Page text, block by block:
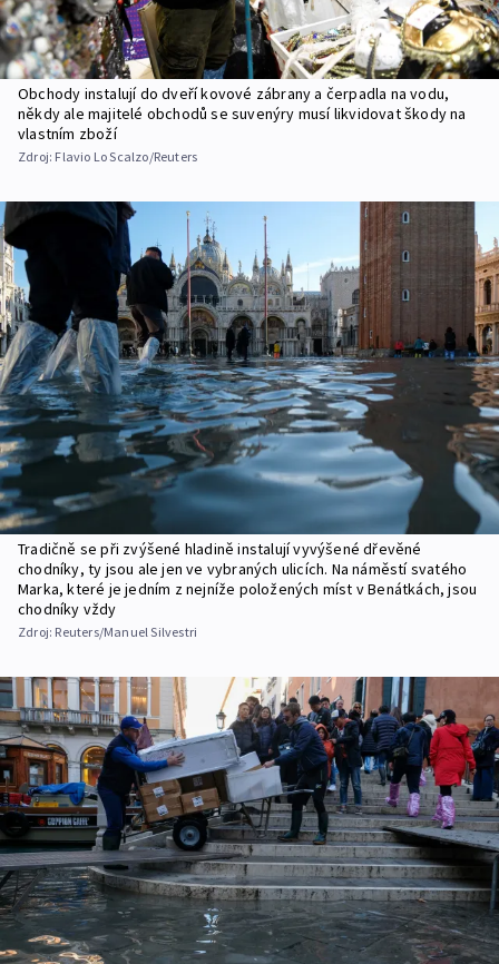
Obchody instalují do dveří kovové zábrany a čerpadla na vodu,
někdy ale majitelé obchodů se suvenýry musí likvidovat škody na
vlastním zboží
Zdroj: Flavio Lo Scalzo/Reuters
Tradičně se při zvýšené hladině instalují vyvýšené dřevěné
chodníky, ty jsou ale jen ve vybraných ulicích. Na náměstí svatého
Marka, které je jedním z nejníže položených míst v Benátkách, jsou
chodníky vždy
Zdroj: Reuters/Manuel Silvestri